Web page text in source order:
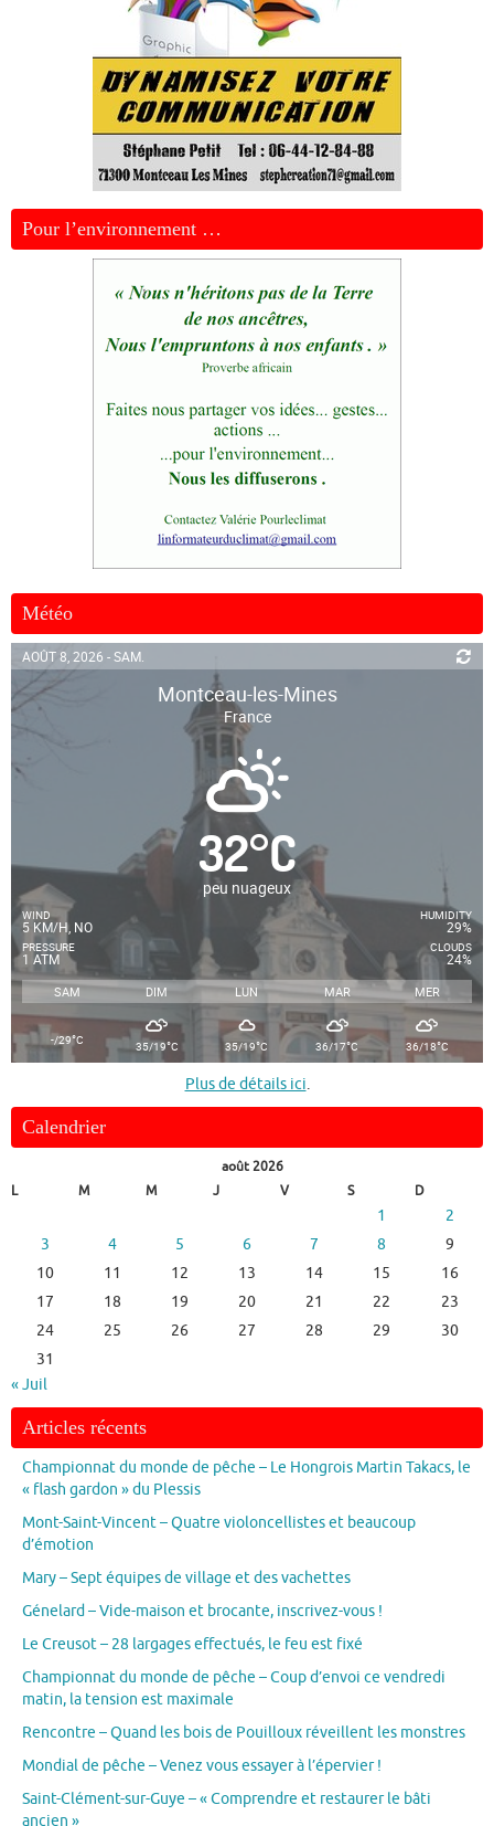
Pour l’environnement …
Météo
AOÛT 8, 2026 - SAM.
Montceau-les-Mines
France
32°C
peu nuageux
WIND
5 KM/H, NO
PRESSURE
1 ATM
HUMIDITY
29%
CLOUDS
24%
SAM DIM LUN MAR MER
-/29°C 35/19°C 35/19°C 36/17°C 36/18°C
Plus de détails ici.
Calendrier
août 2026
L
M M J V S D
1
2
3
4 5 6 7 8
9
10
11 12 13 14 15
16
17
18 19 20 21 22
23
24
25 26 27 28 29
30
31
« Juil
Articles récents
Championnat du monde de pêche – Le Hongrois Martin Takacs, le
« flash gardon » du Plessis
Mont-Saint-Vincent – Quatre violoncellistes et beaucoup
d’émotion
Mary – Sept équipes de village et des vachettes
Génelard – Vide-maison et brocante, inscrivez-vous !
Le Creusot – 28 largages effectués, le feu est fixé
Championnat du monde de pêche – Coup d’envoi ce vendredi
matin, la tension est maximale
Rencontre – Quand les bois de Pouilloux réveillent les monstres
Mondial de pêche – Venez vous essayer à l’épervier !
Saint-Clément-sur-Guye – « Comprendre et restaurer le bâti
ancien »